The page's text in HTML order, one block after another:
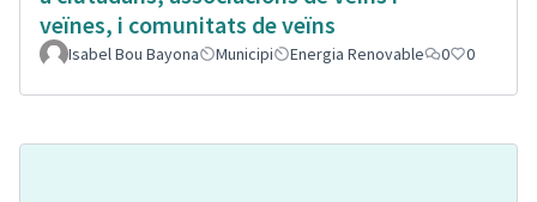
veïnes, i comunitats de veïns
Isabel Bou Bayona Municipi Energia Renovable 0 0